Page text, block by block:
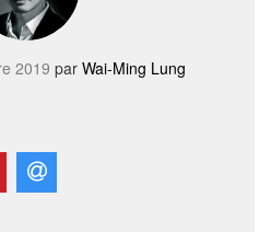
2019 par Wai-Ming Lung